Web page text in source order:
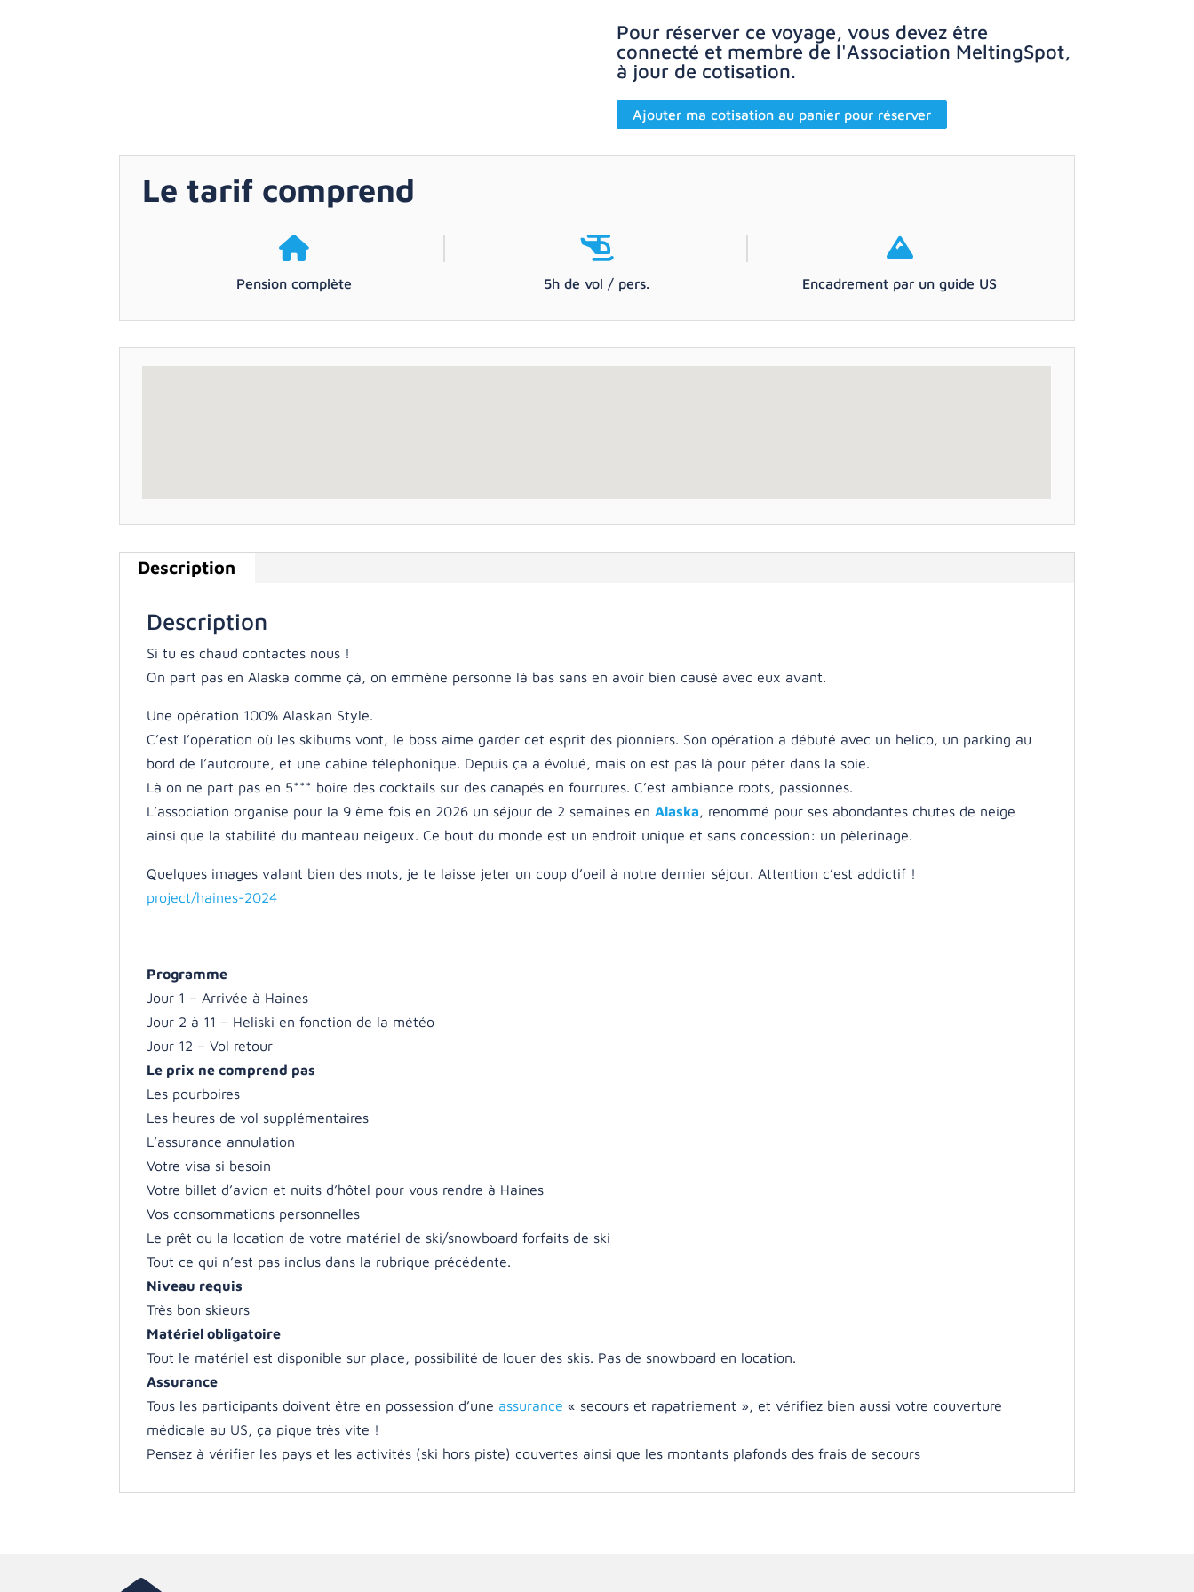
Pour réserver ce voyage, vous devez être
connecté et membre de l'Association MeltingSpot,
à jour de cotisation.
Ajouter ma cotisation au panier pour réserver
Le tarif comprend
Pension complète 5h de vol / pers. Encadrement par un guide US
Description
Description
Si tu es chaud contactes nous !
On part pas en Alaska comme çà, on emmène personne là bas sans en avoir bien causé avec eux avant.
Une opération 100% Alaskan Style.
C’est l’opération où les skibums vont, le boss aime garder cet esprit des pionniers. Son opération a débuté avec un helico, un parking au
bord de l’autoroute, et une cabine téléphonique. Depuis ça a évolué, mais on est pas là pour péter dans la soie.
Là on ne part pas en 5*** boire des cocktails sur des canapés en fourrures. C’est ambiance roots, passionnés.
L’association organise pour la 9 ème fois en 2026 un séjour de 2 semaines enAlaska, renommé pour ses abondantes chutes de neige
ainsi que la stabilité du manteau neigeux. Ce bout du monde est un endroit unique et sans concession: un pèlerinage.
Quelques images valant bien des mots, je te laisse jeter un coup d’oeil à notre dernier séjour. Attention c’est addictif !
project/haines-2024
Programme
Jour 1 – Arrivée à Haines
Jour 2 à 11 – Heliski en fonction de la météo
Jour 12 – Vol retour
Le prix ne comprend pas
Les pourboires
Les heures de vol supplémentaires
L’assurance annulation
Votre visa si besoin
Votre billet d’avion et nuits d’hôtel pour vous rendre à Haines
Vos consommations personnelles
Le prêt ou la location de votre matériel de ski/snowboard forfaits de ski
Tout ce qui n’est pas inclus dans la rubrique précédente.
Niveau requis
Très bon skieurs
Matériel obligatoire
Tout le matériel est disponible sur place, possibilité de louer des skis. Pas de snowboard en location.
Assurance
Tous les participants doivent être en possession d’une assurance « secours et rapatriement », et vérifiez bien aussi votre couverture
médicale au US, ça pique très vite !
Pensez à vérifier les pays et les activités (ski hors piste) couvertes ainsi que les montants plafonds des frais de secours